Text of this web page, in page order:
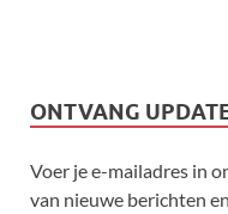
ONTVANG
Voer je e-mailadres in
van nieuwe berichten